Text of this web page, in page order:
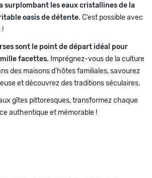
surplombant les eaux cristallines de la
oasis de détente. C’est possible avec
!
sont le point de départ idéal pour
facettes. Imprégnez-vous de la culture
des maisons d'hôtes familiales, savourez
et découvrez des traditions séculaires.
gîtes pittoresques, transformez chaque
authentique et mémorable !